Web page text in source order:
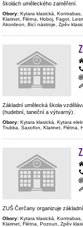
školách uměleckého zaměření.
Obory: Kytara klasická,
Klarinet, Flétna, Hoboj, Fagot,
Akordeon, Bicí nástroje, Zpěv
Základní umělecká škola
(hudební, taneční a výtvarný).
Obory: Kytara klasická, Kytara
Trubka, Saxofon, Klarinet, Flétna,
ZUŠ Čerčany organizuje
Obory: Kytara klasická,
Klarinet, Flétna, Pozoun, Zpěv